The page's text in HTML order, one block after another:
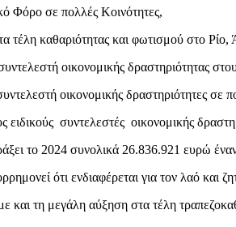
Φόρο σε πολλές Κοινότητες,
τέλη καθαριότητας και φωτισμού στο
οικονομικής δραστηριότητας
οικονομικής δραστηριότητες σε
ειδικούς συντελεστές οικονομικής
το 2024 συνολικά 26.836.921 ευρώ
ότι ενδιαφέρεται για τον λαό
και τη μεγάλη αύξηση στα τέλη